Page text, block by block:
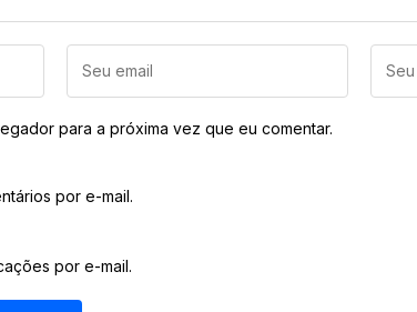
para a próxima vez que eu comentar.
por e-mail.
por e-mail.